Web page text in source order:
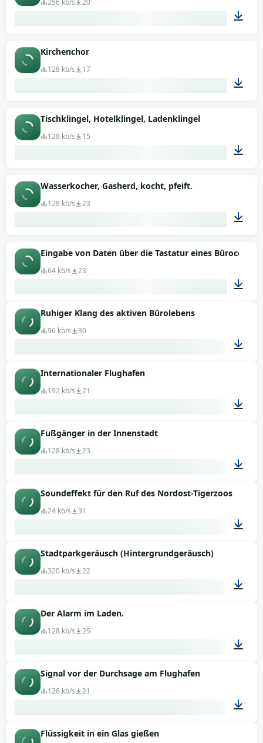
256 kb/s 20
Kirchenchor
128 kb/s 17
Tischklingel, Hotelklingel, Ladenklingel
128 kb/s 15
Wasserkocher, Gasherd, kocht, pfeift.
128 kb/s 23
01:38
Eingabe von Daten über die Tastatur eines
64 kb/s 23
Ruhiger Klang des aktiven Bürolebens
96 kb/s 30
Internationaler Flughafen
192 kb/s 21
Fußgänger in der Innenstadt
128 kb/s 23
01:03
Soundeffekt für den Ruf des Nordost-Tigerzoos
24 kb/s 31
Stadtparkgeräusch (Hintergrundgeräusch)
320 kb/s 22
Der Alarm im Laden.
128 kb/s 25
Signal vor der Durchsage am Flughafen
128 kb/s 21
Flüssigkeit in ein Glas gießen